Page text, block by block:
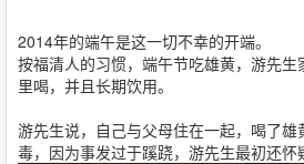
2014年的端午是这一切不幸的开端。
按福清人的习惯，端午节吃雄黄，游先
里喝，并且长期饮用。
游先生说，自己与父母住在一起，喝了雄
毒，因为事发过于蹊跷，游先生最初还怀